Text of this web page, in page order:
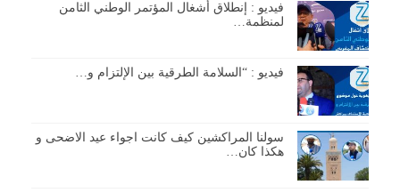
فيديو : إنطلاق أشغال المؤتمر الوطني الثامن
لمنظمة…
فيديو : “السلامة الطرقية بين الإلتزام و…
سولنا المراكشين كيف كانت اجواء عيد الاضحى و
هكذا كان…